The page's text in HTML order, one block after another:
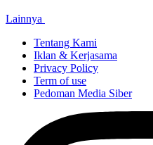
Lainnya
Tentang Kami
Iklan & Kerjasama
Privacy Policy
Term of use
Pedoman Media Siber